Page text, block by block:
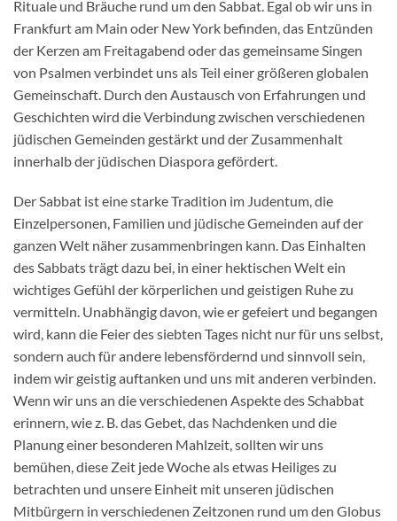
Rituale und Bräuche rund um den Sabbat. Egal ob wir uns in
Frankfurt am Main oder New York befinden, das Entzünden
der Kerzen am Freitagabend oder das gemeinsame Singen
von Psalmen verbindet uns als Teil einer größeren globalen
Gemeinschaft. Durch den Austausch von Erfahrungen und
Geschichten wird die Verbindung zwischen verschiedenen
jüdischen Gemeinden gestärkt und der Zusammenhalt
innerhalb der jüdischen Diaspora gefördert.
Der Sabbat ist eine starke Tradition im Judentum, die
Einzelpersonen, Familien und jüdische Gemeinden auf der
ganzen Welt näher zusammenbringen kann. Das Einhalten
des Sabbats trägt dazu bei, in einer hektischen Welt ein
wichtiges Gefühl der körperlichen und geistigen Ruhe zu
vermitteln. Unabhängig davon, wie er gefeiert und begangen
wird, kann die Feier des siebten Tages nicht nur für uns selbst,
sondern auch für andere lebensfördernd und sinnvoll sein,
indem wir geistig auftanken und uns mit anderen verbinden.
Wenn wir uns an die verschiedenen Aspekte des Schabbat
erinnern, wie z. B. das Gebet, das Nachdenken und die
Planung einer besonderen Mahlzeit, sollten wir uns
bemühen, diese Zeit jede Woche als etwas Heiliges zu
betrachten und unsere Einheit mit unseren jüdischen
Mitbürgern in verschiedenen Zeitzonen rund um den Globus